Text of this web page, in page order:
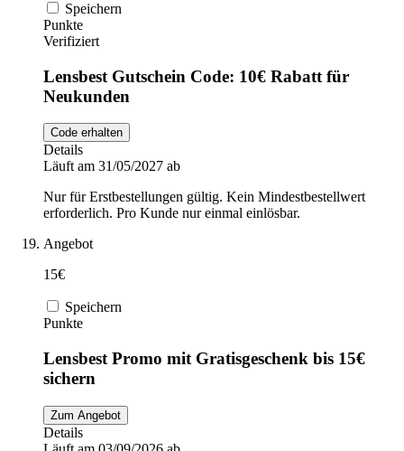
Speichern
Punkte
Verifiziert
Lensbest Gutschein Code: 10€ Rabatt für
Neukunden
Code erhalten
Details
Läuft am 31/05/2027 ab
Nur für Erstbestellungen gültig. Kein Mindestbestellwert
erforderlich. Pro Kunde nur einmal einlösbar.
Angebot
15€
Speichern
Punkte
Lensbest Promo mit Gratisgeschenk bis 15€
sichern
Zum Angebot
Details